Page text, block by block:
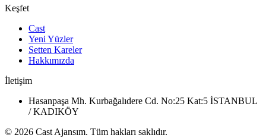
Keşfet
Cast
Yeni Yüzler
Setten Kareler
Hakkımızda
İletişim
Hasanpaşa Mh. Kurbağalıdere Cd. No:25 Kat:5 İSTANBUL
/ KADIKÖY
© 2026 Cast Ajansım. Tüm hakları saklıdır.